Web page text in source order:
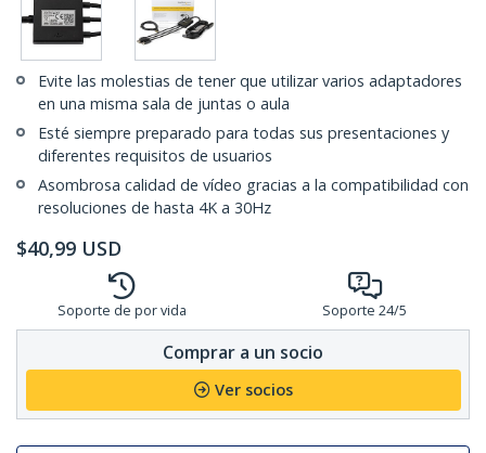
Evite las molestias de tener que utilizar varios adaptadores
en una misma sala de juntas o aula
Esté siempre preparado para todas sus presentaciones y
diferentes requisitos de usuarios
Asombrosa calidad de vídeo gracias a la compatibilidad con
resoluciones de hasta 4K a 30Hz
$40,99 USD
Soporte de por vida Soporte 24/5
Comprar a un socio
Ver socios